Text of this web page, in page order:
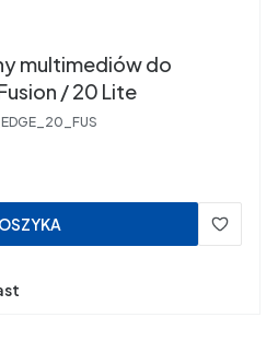
multimediów do
/ 20 Lite